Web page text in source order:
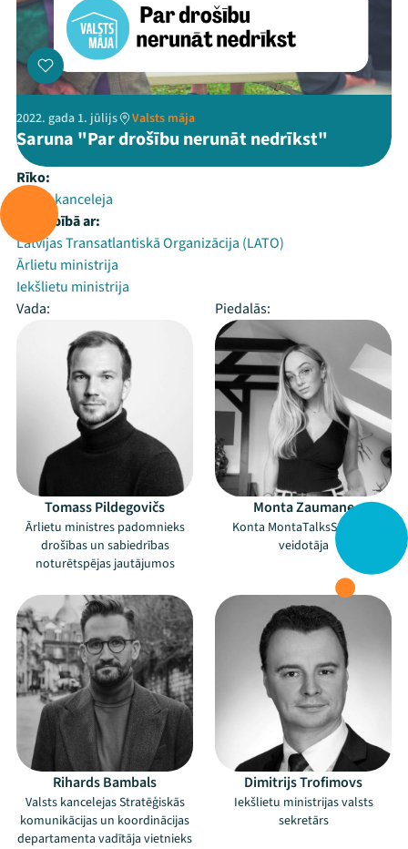
2022. gada 1. jūlijs Valsts māja
Saruna "Par drošību nerunāt nedrīkst"
Rīko:
Valsts kanceleja
Sadarbībā ar:
Latvijas Transatlantiskā Organizācija (LATO)
Ārlietu ministrija
Iekšlietu ministrija
Vada:
Piedalās:
Tomass Pildegovičs
Ārlietu ministres padomnieks
drošības un sabiedrības
noturētspējas jautājumos
Monta Zaumane
Konta MontaTalksSecurity
veidotāja
Rihards Bambals
Valsts kancelejas Stratēģiskās
komunikācijas un koordinācijas
departamenta vadītāja vietnieks
Dimitrijs Trofimovs
Iekšlietu ministrijas valsts
sekretārs